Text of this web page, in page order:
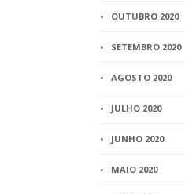
OUTUBRO 2020
SETEMBRO 2020
AGOSTO 2020
JULHO 2020
JUNHO 2020
MAIO 2020